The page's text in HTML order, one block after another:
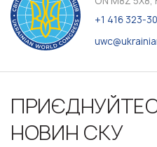
+1 416 323-
НОВИН СКУ